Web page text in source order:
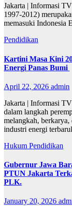
Jakarta | Informasi
1997-2012)
memasuki Indonesia
Pendidikan
Kartini Masa Kini
Energi Panas Bumi
April 22, 2026 admin
Jakarta | Informasi
dalam langkah
melangkah,
industri energi
Hukum Pendidikan
Gubernur Jawa
PTUN Jakarta
PLK.
January 20, 2026